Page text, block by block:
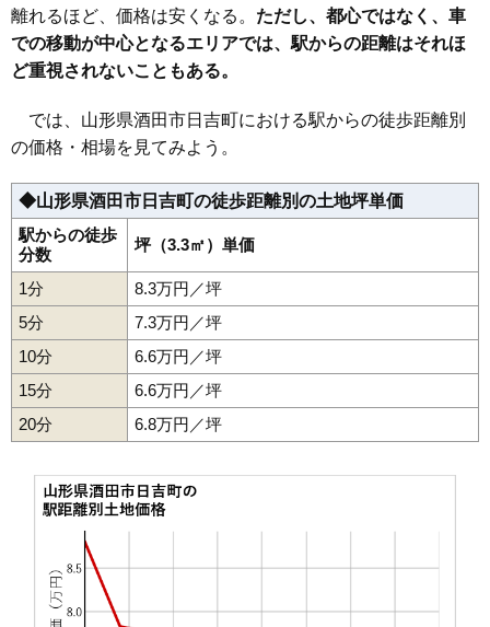
31 旭新町 9.5万円 392万円 -5.4%
32 上安町 9.4万円 874万円 7.3%
33 東町 9.4万円
35 堤町
37 大宮町 8.9万円 642万円
38
39
40 南新町
41 入船町 7.9万円
42 四ツ興野 7.8万円
43 栄町 7.8万円
44 北新町 7.7万円
46 若宮町
47 緑ケ丘
49
船場町 6.7万円 711万円
離れるほど、価格は安くなる。 ただし、都心ではなく、車
での移動が中心となるエリアでは、駅からの距離はそれほ
ど重視されないこともある。
では、山形県酒田市日吉町における駅からの徒歩距離別
の価格・相場を見てみよう。
◆山形県酒田市日吉町の徒歩距離別の土地坪単価
駅からの徒歩
分数
坪（3.3㎡）単価
1分
8.3万円／坪
5分
7.3万円／坪
10分
6.6万円／坪
15分
6.6万円／坪
20分
6.8万円／坪